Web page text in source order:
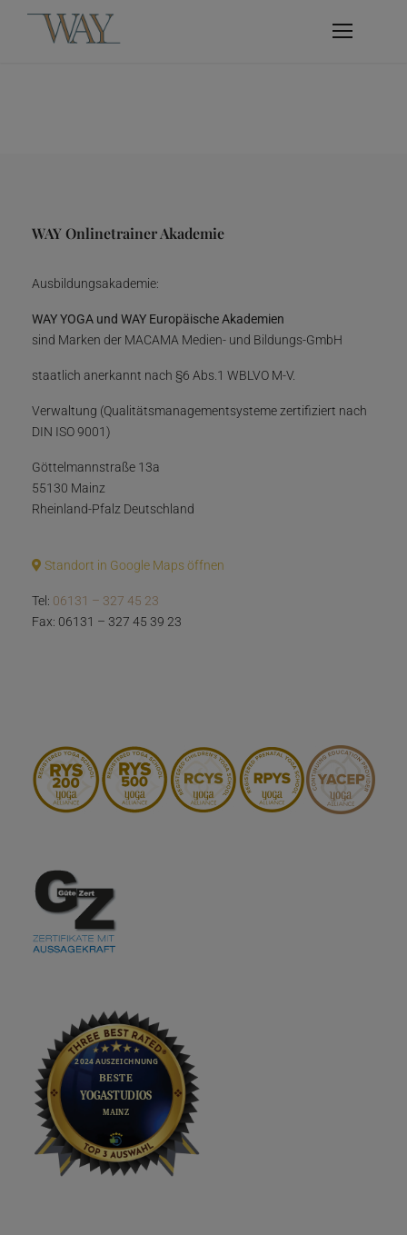
WAY Onlinetrainer Akademie
Ausbildungsakademie:
WAY YOGA und WAY Europäische Akademien
sind Marken der MACAMA Medien- und Bildungs-GmbH
staatlich anerkannt nach §6 Abs.1 WBLVO M-V.
Verwaltung (Qualitätsmanagementsysteme zertifiziert nach
DIN ISO 9001)
Göttelmannstraße 13a
55130 Mainz
Rheinland-Pfalz Deutschland
Standort in Google Maps öffnen
Tel: 06131 – 327 45 23
Fax: 06131 – 327 45 39 23